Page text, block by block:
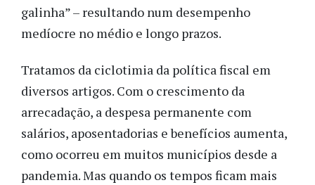
galinha” – resultando num desempenho
medíocre no médio e longo prazos.
Tratamos da ciclotimia da política fiscal em
diversos artigos. Com o crescimento da
arrecadação, a despesa permanente com
salários, aposentadorias e benefícios aumenta,
como ocorreu em muitos municípios desde a
pandemia. Mas quando os tempos ficam mais